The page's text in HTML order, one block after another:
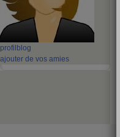
profil blog
ajouter de vos amies